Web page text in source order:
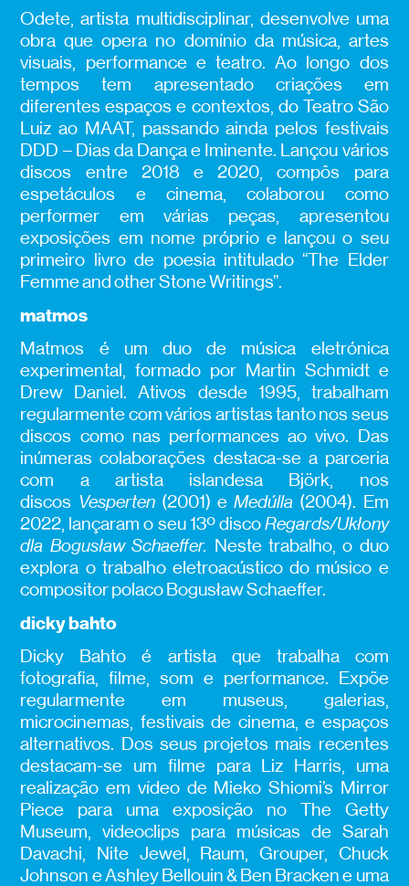
Odete, artista multidisciplinar, desenvolve uma
obra que opera no domínio da música, artes
visuais, performance e teatro. Ao longo dos
tempos tem apresentado criações em
diferentes espaços e contextos, do Teatro São
Luiz ao MAAT, passando ainda pelos festivais
DDD – Dias da Dança e Iminente. Lançou vários
discos entre 2018 e 2020, compôs para
espetáculos e cinema, colaborou como
performer em várias peças, apresentou
exposições em nome próprio e lançou o seu
primeiro livro de poesia intitulado “The Elder
Femme and other Stone Writings”.
matmos
Matmos é um duo de música eletrónica
experimental, formado por Martin Schmidt e
Drew Daniel. Ativos desde 1995, trabalham
regularmente com vários artistas tanto nos seus
discos como nas performances ao vivo. Das
inúmeras colaborações destaca-se a parceria
com a artista islandesa Björk, nos
discos Vesperten(2001) eMedúlla (2004). Em
2022, lançaram o seu 13º discoRegards/Ukłony
dla Bogusław Schaeffer. Neste trabalho, o duo
explora o trabalho eletroacústico do músico e
compositor polaco Bogusław Schaeffer.
dicky bahto
Dicky Bahto é artista que trabalha com
fotografia, filme, som e performance. Expõe
regularmente em museus, galerias,
microcinemas, festivais de cinema, e espaços
alternativos. Dos seus projetos mais recentes
destacam-se um filme para Liz Harris, uma
realização em vídeo de Mieko Shiomi’s Mirror
Piece para uma exposição no The Getty
Museum, videoclips para músicas de Sarah
Davachi, Nite Jewel, Raum, Grouper, Chuck
Johnson e Ashley Bellouin & Ben Bracken e uma